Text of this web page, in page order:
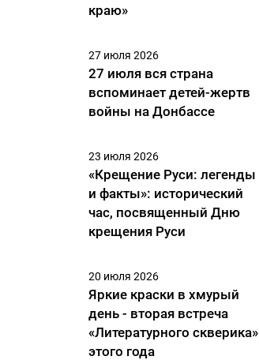
краю»
27 июля 2026
27 июля вся страна
вспоминает детей-жертв
войны на Донбассе
23 июля 2026
«Крещение Руси: легенды
и факты»: исторический
час, посвященный Дню
крещения Руси
20 июля 2026
Яркие краски в хмурый
день - вторая встреча
«Литературного скверика»
этого года